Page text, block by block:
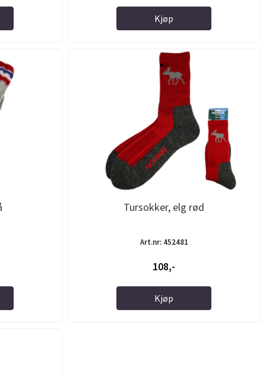
Kjøp
Tursokker, elg rød
Art.nr: 452481
108,-
Kjøp